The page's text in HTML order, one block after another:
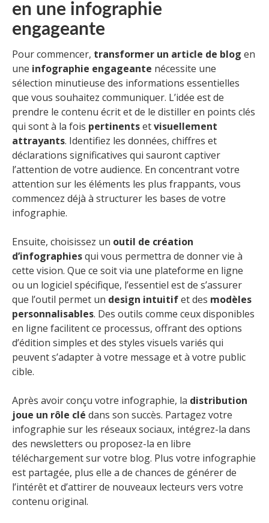
en une infographie
engageante
Pour commencer, transformer un article de blog en
une infographie engageante nécessite une
sélection minutieuse des informations essentielles
que vous souhaitez communiquer. L’idée est de
prendre le contenu écrit et de le distiller en points clés
qui sont à la fois pertinentsetvisuellement
attrayants. Identifiez les données, chiffres et
déclarations significatives qui sauront captiver
l’attention de votre audience. En concentrant votre
attention sur les éléments les plus frappants, vous
commencez déjà à structurer les bases de votre
infographie.
Ensuite, choisissez un outil de création
d’infographiesqui vous permettra de donner vie à
cette vision. Que ce soit via une plateforme en ligne
ou un logiciel spécifique, l’essentiel est de s’assurer
que l’outil permet un design intuitifet des modèles
personnalisables. Des outils comme ceux disponibles
en ligne facilitent ce processus, offrant des options
d’édition simples et des styles visuels variés qui
peuvent s’adapter à votre message et à votre public
cible.
Après avoir conçu votre infographie, la distribution
joue un rôle clé dans son succès. Partagez votre
infographie sur les réseaux sociaux, intégrez-la dans
des newsletters ou proposez-la en libre
téléchargement sur votre blog. Plus votre infographie
est partagée, plus elle a de chances de générer de
l’intérêt et d’attirer de nouveaux lecteurs vers votre
contenu original.